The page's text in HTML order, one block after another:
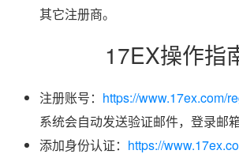
其它注册商。
17EX操作指
注册账号： https://www.17ex.com/
系统会自动发送验证邮件，登录邮
添加身份认证： https://